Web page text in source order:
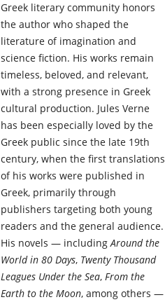
Greek literary community honors
the author who shaped the
literature of imagination and
science fiction. His works remain
timeless, beloved, and relevant,
with a strong presence in Greek
cultural production. Jules Verne
has been especially loved by the
Greek public since the late 19th
century, when the first translations
of his works were published in
Greek, primarily through
publishers targeting both young
readers and the general audience.
His novels — includingAround the
World in 80 Days, Twenty Thousand
Leagues Under the Sea, From the
Earth to the Moon, among others —